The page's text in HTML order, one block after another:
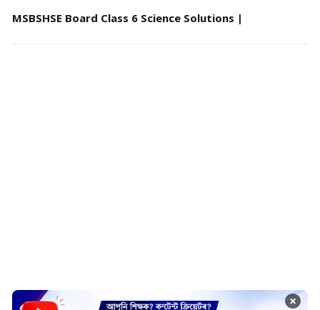
MSBSHSE Board Class 6 Science Solutions |
×